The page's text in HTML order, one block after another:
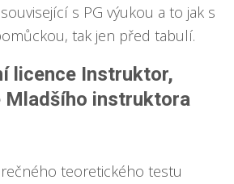
s PG výukou a to jak s
tak jen před tabulí.
licence Instruktor,
Mladšího instruktora
teoretického testu